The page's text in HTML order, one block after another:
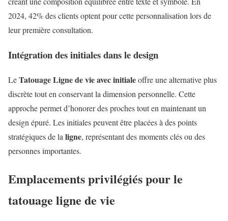
2024, 42% des clients optent pour cette personnalisation lors de
leur première consultation.
Intégration des initiales dans le design
LeTatouage Ligne de vie avec initialeoffre une alternative plus
discrète tout en conservant la dimension personnelle. Cette
approche permet d’honorer des proches tout en maintenant un
design épuré. Les initiales peuvent être placées à des points
stratégiques de la ligne, représentant des moments clés ou des
personnes importantes.
Emplacements privilégiés pour le
tatouage ligne de vie